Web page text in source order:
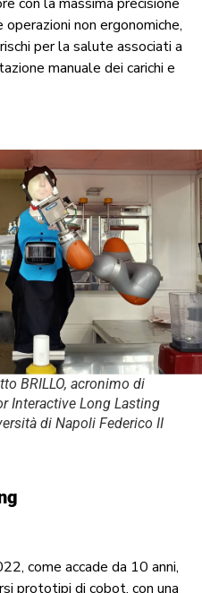
non ergonomiche,
per la salute associati a
manuale dei carichi e
BRILLO, acronimo di
Interactive Long Lasting
di Napoli Federico II
come accade da 10 anni,
prototipi di cobot, con una